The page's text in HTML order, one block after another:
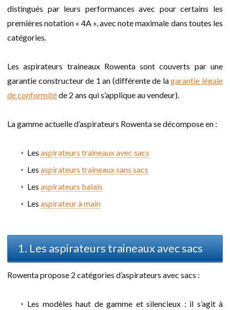
distingués par leurs performances avec pour certains les
premières notation « 4A », avec note maximale dans toutes les
catégories.
Les aspirateurs traineaux Rowenta sont couverts par une
garantie constructeur de 1 an (différente de lagarantie légale
de conformitéde 2 ans qui s’applique au vendeur).
La gamme actuelle d’aspirateurs Rowenta se décompose en :
Les aspirateurs traineaux avec sacs
Les aspirateurs traineaux sans sacs
Les aspirateurs balais
Les aspirateur à main
1. Les aspirateurs traineaux avec sacs
Rowenta propose 2 catégories d’aspirateurs avec sacs :
Les modèles haut de gamme et silencieux : il s’agit à